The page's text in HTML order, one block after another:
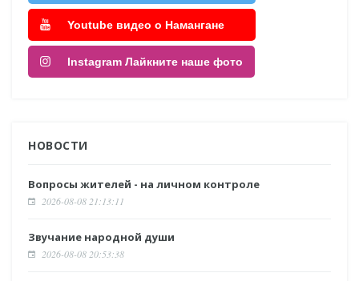
Youtube видео о Намангане
Instagram Лайкните наше фото
НОВОСТИ
Вопросы жителей - на личном контроле
2026-08-08 21:13:11
Звучание народной души
2026-08-08 20:53:38